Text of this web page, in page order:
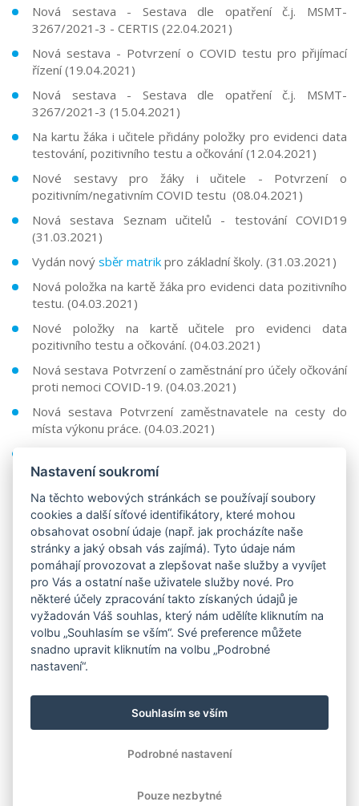
Nová sestava - Sestava dle opatření č.j. MSMT-
3267/2021-3 - CERTIS (22.04.2021)
Nová sestava - Potvrzení o COVID testu pro přijímací
řízení (19.04.2021)
Nová sestava - Sestava dle opatření č.j. MSMT-
3267/2021-3 (15.04.2021)
Na kartu žáka i učitele přidány položky pro evidenci data
testování, pozitivního testu a očkování (12.04.2021)
Nové sestavy pro žáky i učitele - Potvrzení o
pozitivním/negativním COVID testu (08.04.2021)
Nová sestava Seznam učitelů - testování COVID19
(31.03.2021)
Vydán nový sběr matrik pro základní školy. (31.03.2021)
Nová položka na kartě žáka pro evidenci data pozitivního
testu. (04.03.2021)
Nové položky na kartě učitele pro evidenci data
pozitivního testu a očkování. (04.03.2021)
Nová sestava Potvrzení o zaměstnání pro účely očkování
proti nemoci COVID-19. (04.03.2021)
Nová sestava Potvrzení zaměstnavatele na cesty do
místa výkonu práce. (04.03.2021)
Předchozí verze (19/20)
Nastavení soukromí
Na těchto webových stránkách se používají soubory
cookies a další síťové identifikátory, které mohou
obsahovat osobní údaje (např. jak procházíte naše
stránky a jaký obsah vás zajímá). Tyto údaje nám
pomáhají provozovat a zlepšovat naše služby a vyvíjet
pro Vás a ostatní naše uživatele služby nové. Pro
některé účely zpracování takto získaných údajů je
vyžadován Váš souhlas, který nám udělíte kliknutím na
volbu „Souhlasím se vším“. Své preference můžete
snadno upravit kliknutím na volbu „Podrobné
nastavení“.
Souhlasím se vším
Podrobné nastavení
Pouze nezbytné